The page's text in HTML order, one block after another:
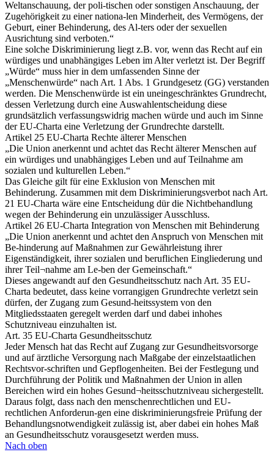
Weltanschauung, der poli-tischen oder sonstigen Anschauung, der
Zugehörigkeit zu einer nationa-len Minderheit, des Vermögens, der
Geburt, einer Behinderung, des Al-ters oder der sexuellen
Ausrichtung sind verboten.“
Eine solche Diskriminierung liegt z.B. vor, wenn das Recht auf ein
würdiges und unabhängiges Leben im Alter verletzt ist. Der Begriff
„Würde“ muss hier in dem umfassenden Sinne der
„Menschenwürde“ nach Art. 1 Abs. 1 Grundgesetz (GG) verstanden
werden. Die Menschenwürde ist ein uneingeschränktes Grundrecht,
dessen Verletzung durch eine Auswahlentscheidung diese
grundsätzlich verfassungswidrig machen würde und auch im Sinne
der EU-Charta eine Verletzung der Grundrechte darstellt.
Artikel 25 EU-Charta Rechte älterer Menschen
„Die Union anerkennt und achtet das Recht älterer Menschen auf
ein würdiges und unabhängiges Leben und auf Teilnahme am
sozialen und kulturellen Leben.“
Das Gleiche gilt für eine Exklusion von Menschen mit
Behinderung. Zusammen mit dem Diskriminierungsverbot nach Art.
21 EU-Charta wäre eine Entscheidung dür die Nichtbehandlung
wegen der Behinderung ein unzulässiger Ausschluss.
Artikel 26 EU-Charta Integration von Menschen mit Behinderung
„Die Union anerkennt und achtet den Anspruch von Menschen mit
Be-hinderung auf Maßnahmen zur Gewährleistung ihrer
Eigenständigkeit, ihrer sozialen und beruflichen Eingliederung und
ihrer Teil¬nahme am Le-ben der Gemeinschaft.“
Dieses angewandt auf den Gesundheitsschutz nach Art. 35 EU-
Charta bedeutet, dass keine vorrangigen Grundrechte verletzt sein
dürfen, der Zugang zum Gesund-heitssystem von den
Mitgliedsstaaten geregelt werden darf und dabei inhohes
Schutzniveau einzuhalten ist.
Art. 35 EU-Charta Gesundheitsschutz
Jeder Mensch hat das Recht auf Zugang zur Gesundheitsvorsorge
und auf ärztliche Versorgung nach Maßgabe der einzelstaatlichen
Rechtsvor-schriften und Gepflogenheiten. Bei der Festlegung und
Durchführung der Politik und Maßnahmen der Union in allen
Bereichen wird ein hohes Gesund¬heitsschutzniveau sichergestellt.
Daraus folgt, dass nach den menschenrechtlichen und EU-
rechtlichen Anforderun-gen eine diskriminierungsfreie Prüfung der
Behandlungsnotwendigkeit zulässig ist, aber dabei ein hohes Maß
an Gesundheitsschutz vorausgesetzt werden muss.
Nach oben